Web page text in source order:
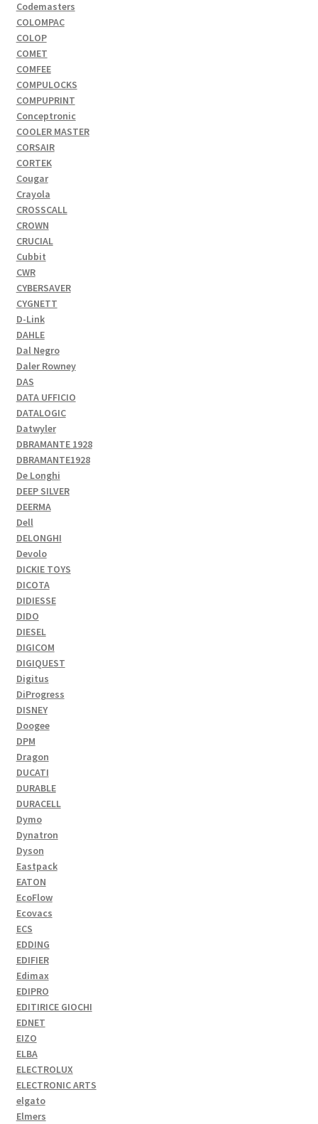
Codemasters
COLOMPAC
COLOP
COMET
COMFEE
COMPULOCKS
COMPUPRINT
Conceptronic
COOLER MASTER
CORSAIR
CORTEK
Cougar
Crayola
CROSSCALL
CROWN
CRUCIAL
Cubbit
CWR
CYBERSAVER
CYGNETT
D-Link
DAHLE
Dal Negro
Daler Rowney
DAS
DATA UFFICIO
DATALOGIC
Datwyler
DBRAMANTE 1928
DBRAMANTE1928
De Longhi
DEEP SILVER
DEERMA
Dell
DELONGHI
Devolo
DICKIE TOYS
DICOTA
DIDIESSE
DIDO
DIESEL
DIGICOM
DIGIQUEST
Digitus
DiProgress
DISNEY
Doogee
DPM
Dragon
DUCATI
DURABLE
DURACELL
Dymo
Dynatron
Dyson
Eastpack
EATON
EcoFlow
Ecovacs
ECS
EDDING
EDIFIER
Edimax
EDIPRO
EDITIRICE GIOCHI
EDNET
EIZO
ELBA
ELECTROLUX
ELECTRONIC ARTS
elgato
Elmers